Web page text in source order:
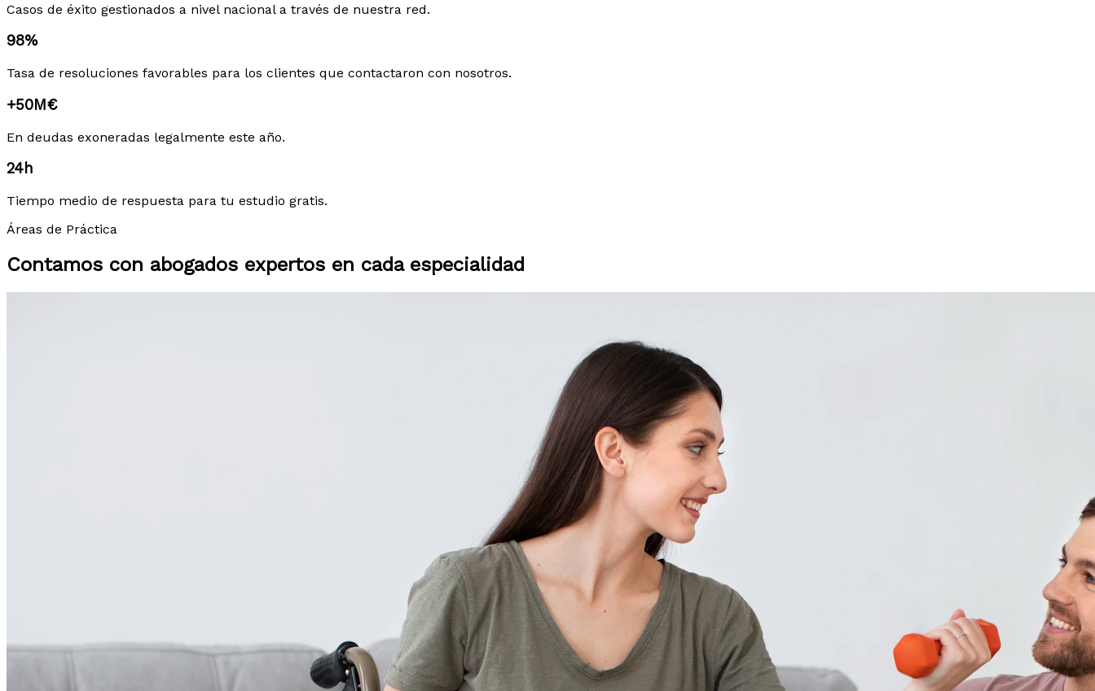
Casos de éxito gestionados a nivel nacional a través de nuestra red.
98%
Tasa de resoluciones favorables para los clientes que contactaron con nosotros.
+50M€
En deudas exoneradas legalmente este año.
24h
Tiempo medio de respuesta para tu estudio gratis.
Áreas de Práctica
Contamos con abogados expertos en cada especialidad